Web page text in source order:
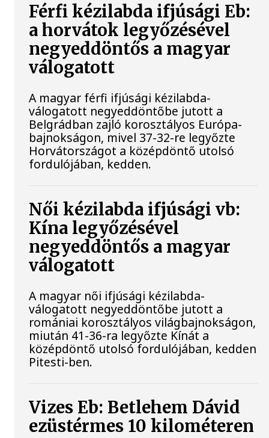
Férfi kézilabda ifjúsági Eb:
a horvátok legyőzésével
negyeddöntős a magyar
válogatott
A magyar férfi ifjúsági kézilabda-
válogatott negyeddöntőbe jutott a
Belgrádban zajló korosztályos Európa-
bajnokságon, mivel 37-32-re legyőzte
Horvátországot a középdöntő utolsó
fordulójában, kedden.
Női kézilabda ifjúsági vb:
Kína legyőzésével
negyeddöntős a magyar
válogatott
A magyar női ifjúsági kézilabda-
válogatott negyeddöntőbe jutott a
romániai korosztályos világbajnokságon,
miután 41-36-ra legyőzte Kínát a
középdöntő utolsó fordulójában, kedden
Pitesti-ben.
Vizes Eb: Betlehem Dávid
ezüstérmes 10 kilométeren